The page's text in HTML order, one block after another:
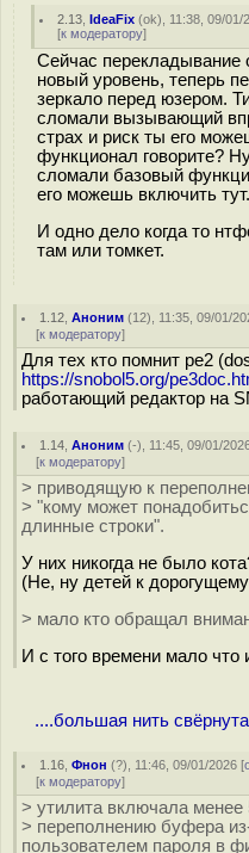
2.13 ,IdeaFix (ok), 11:38, 09/01/
[к модератору]
Сейчас перекладывание
новый уровень, теперь
зеркало перед юзером.
сломали вызывающий
страх и риск ты его
функционал говорите?
сломали базовый
его можешь включить тут.
И одно дело когда то
там или томкет.
1.12 ,Аноним (12), 11:35, 09/01/
[к модератору]
Для тех кто помнит pe2
https://snobol5.org/
работающий редактор на
1.14 ,Аноним (-), 11:45, 09/01/
[к модератору]
> приводящую к
> "кому может
длинные строки".
У них никогда не было
(Не, ну детей к
> мало кто обращал
И с того времени мало что
....большая нить
1.16 ,Фнон (?), 11:46, 09/01/2026 [
[к модератору]
> утилита включала менее
> переполнению буфера
пользователем пароля в